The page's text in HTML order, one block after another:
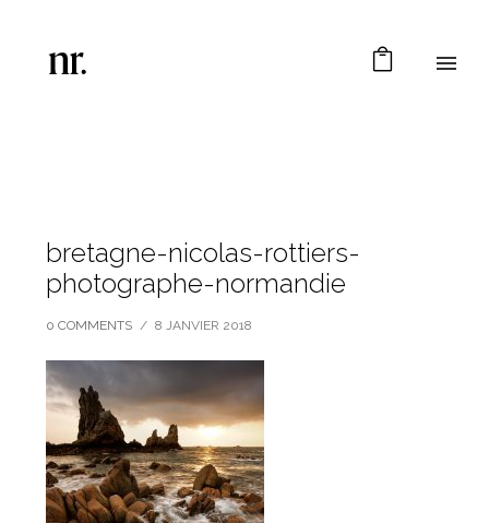
bretagne-nicolas-rottiers-
photographe-normandie
0 COMMENTS / 8 JANVIER 2018